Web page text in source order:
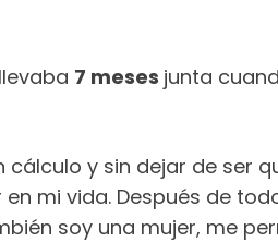
7 meses junta
y sin dejar de ser
mi vida. Después de
soy una mujer, me